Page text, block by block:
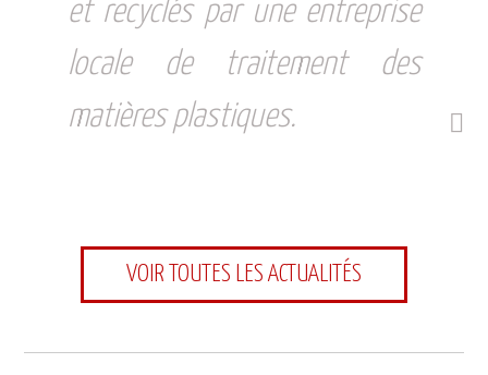
et recyclés par une entreprise
locale de traitement des
matières plastiques.
VOIR TOUTES LES ACTUALITÉS